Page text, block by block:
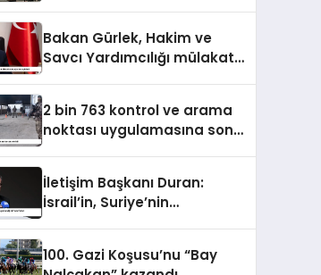
Bakan Gürlek, Hakim ve
Savcı Yardımcılığı mülakat
2 bin 763 kontrol ve arama
noktası uygulamasına son
İletişim Başkanı Duran:
İsrail’in, Suriye’nin
100. Gazi Koşusu’nu “Bay